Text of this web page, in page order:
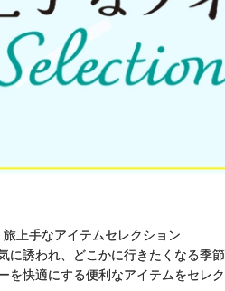
旅上手なアイテムセレクション
に誘われ、どこかに行きたくなる季節
を快適にする便利なアイテムをセレク